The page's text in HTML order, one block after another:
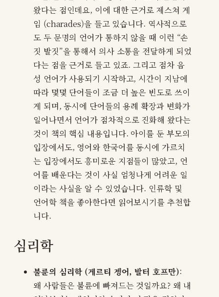
왔다는 점인데요, 이에 대한 근거로 제스쳐 게
임 (charades)을 들고 있습니다. 역사적으로
도 두 문명의 언어가 통하지 않을 때 이런 “손
짓 발짓”을 통해서 의사 소통을 전달하게 되었
다는 점을 근거로 들고 있죠. 그리고 점차 음
성 언어가 사용되기 시작하고, 시간이 지남에
따라 몇몇 단어들이 조금 더 높은 빈도로 쓰이
게 되며, 동시에 단어들의 용례 확장과 변화가
일어나면서 언어가 점차적으로 진화해 왔다는
것이 책의 핵심 내용입니다. 아이를 둔 부모의
입장에서도, 영어와 한국어를 동시에 가르치
는 입장에서도 흥미로운 지점들이 많았고, 언
어를 배운다는 것이 사실 엄청나게 어려운 일
이라는 사실을 알 수 있었습니다. 인류학 및
언어학 책을 좋아한다면 읽어보시기를 추천합
니다.
심리학
불륜의 심리학 (게르티 젱어, 발터 호프만):
왜 사람들은 불륜에 빠져드는 것일까요? 왜 내